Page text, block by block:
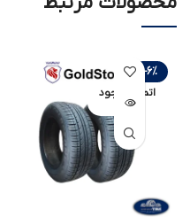
-6%
اتمام موجود
ی